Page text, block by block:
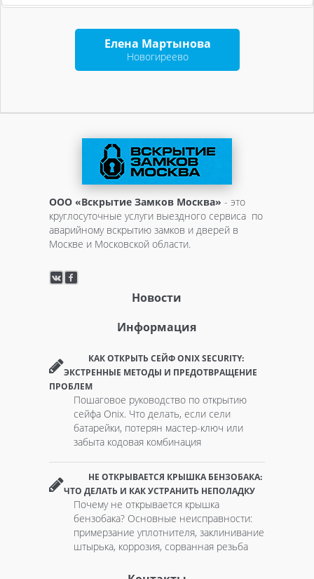
Елена Мартынова
Новогиреево
ООО «Вскрытие Замков Москва» - это
круглосуточные услуги выездного сервиса по
аварийному вскрытию замков и дверей в
Москве и Московской области.
Новости
Информация
КАК ОТКРЫТЬ СЕЙФ ONIX SECURITY:
ЭКСТРЕННЫЕ МЕТОДЫ И ПРЕДОТВРАЩЕНИЕ
ПРОБЛЕМ
Пошаговое руководство по открытию
сейфа Onix. Что делать, если сели
батарейки, потерян мастер-ключ или
забыта кодовая комбинация
НЕ ОТКРЫВАЕТСЯ КРЫШКА БЕНЗОБАКА:
ЧТО ДЕЛАТЬ И КАК УСТРАНИТЬ НЕПОЛАДКУ
Почему не открывается крышка
бензобака? Основные неисправности:
примерзание уплотнителя, заклинивание
штырька, коррозия, сорванная резьба